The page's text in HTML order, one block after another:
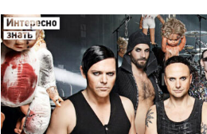
стал
выглядеть»